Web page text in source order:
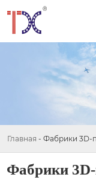
Главная - Фабрики 3D-
Фабрики